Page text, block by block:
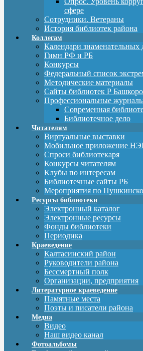
сфере
Сотрудники. Ветераны
История библиотек района
Коллегам
Календари знаменательных
Гимн РФ и РБ
Конкурсы
Федеральный список
Методические материалы
Сайты библиотек Р
Профессиональные
Современная
Библиотечное дело
Читателям
Виртуальные выставки
Мобильное приложение
Спроси библиотекаря
Конкурсы читателям
Клубы по интересам
Библиотечные сайты РБ
Мероприятия по
Ресурсы библиотеки
Электронный каталог
Электронные ресурсы
Фонды библиотеки
Периодика
Краеведение
Калтасинский район
Руководители района
Бессмертный полк
Организации, предприятия
Литературное краеведение
Памятные места
Поэты и писатели района
Медиа
Видео
Наш видео канал
Фотоальбомы